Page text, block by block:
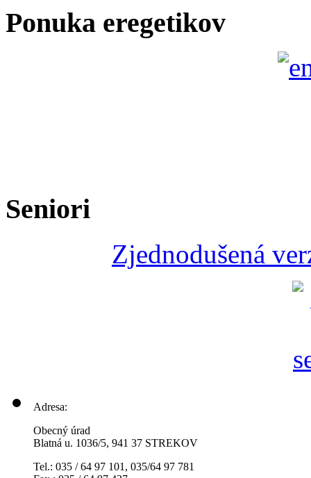
Ponuka eregetikov
Seniori
Zjednodušená
Adresa:
Obecný úrad
Blatná u. 1036/5, 941 37 STREKOV
Tel.: 035 / 64 97 101, 035/64 97 781